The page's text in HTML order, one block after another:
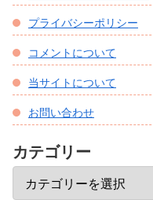
プライバシーポリシー
コメントについて
当サイトについて
お問い合わせ
カテゴリー